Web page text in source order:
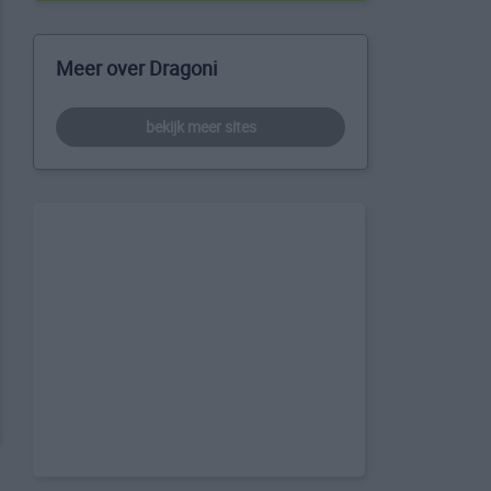
Meer over Dragoni
bekijk meer sites